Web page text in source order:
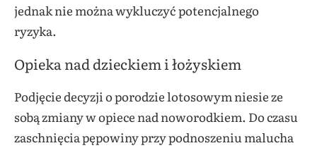
jednak nie można wykluczyć potencjalnego
ryzyka.
Opieka nad dzieckiem i łożyskiem
Podjęcie decyzji o porodzie lotosowym niesie ze
sobą zmiany w opiece nad noworodkiem. Do czasu
zaschnięcia pępowiny przy podnoszeniu malucha